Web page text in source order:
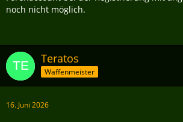
noch nicht möglich.
Teratos
Waffenmeister
16. Juni 2026